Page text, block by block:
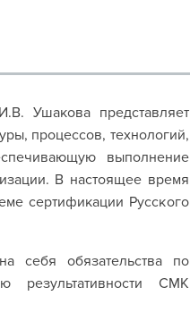
Ушакова представляет
процессов, технологий,
выполнение
В настоящее время
сертификации Русского
себя обязательства по
результативности СМК